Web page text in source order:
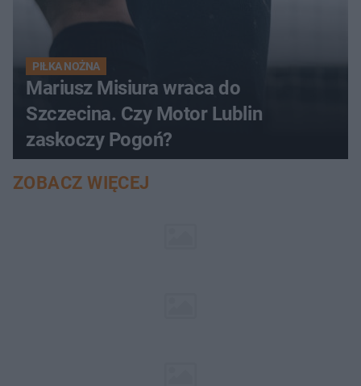
PIŁKA NOŻNA
Mariusz Misiura wraca do
Szczecina. Czy Motor Lublin
zaskoczy Pogoń?
ZOBACZ WIĘCEJ